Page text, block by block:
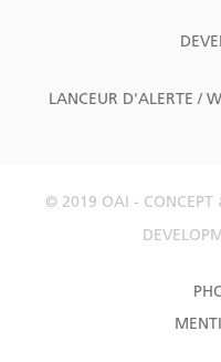
LANCEUR D'ALERTE /
© 2019 OAI - CONCEPT